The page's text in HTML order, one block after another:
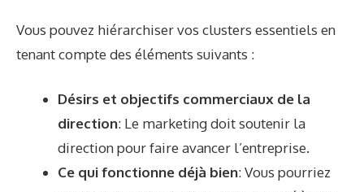
Vous pouvez hiérarchiser vos clusters essentiels en
tenant compte des éléments suivants :
Désirs et objectifs commerciaux de la
direction: Le marketing doit soutenir la
direction pour faire avancer l’entreprise.
Ce qui fonctionne déjà bien: Vous pourriez